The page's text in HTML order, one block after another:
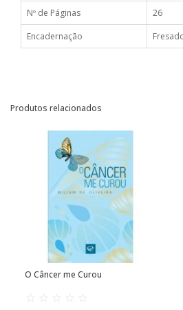
Nº de Páginas
26
Encadernação
Produtos relacionados
O Câncer me Curou